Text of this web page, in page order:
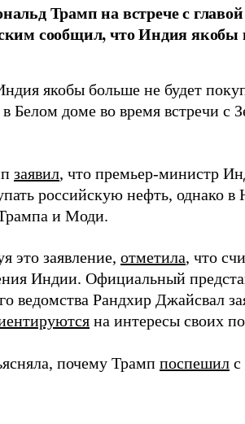
Трамп на встрече с
сообщил, что Индия якобы
якобы больше не будет
в Белом доме во время встречи с
заявил, что премьер-министр
российскую нефть, однако
и Моди.
это заявление, отметила, что
Индии. Официальный
ведомства Рандхир Джайсвал
на интересы своих
почему Трамп поспешил с